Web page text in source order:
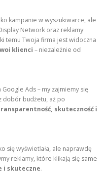
kampanie w wyszukiwarce, ale
Network oraz reklamy
temu Twoja firma jest widoczna
klienci – niezależnie od
Google Ads – my zajmiemy się
dobór budżetu, aż po
skuteczność i
się wyświetlała, ale naprawdę
reklamy, które klikają się same
i skuteczne.